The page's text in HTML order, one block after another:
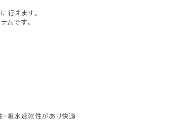
行えます。
ムです。
・吸水速乾性があり快適